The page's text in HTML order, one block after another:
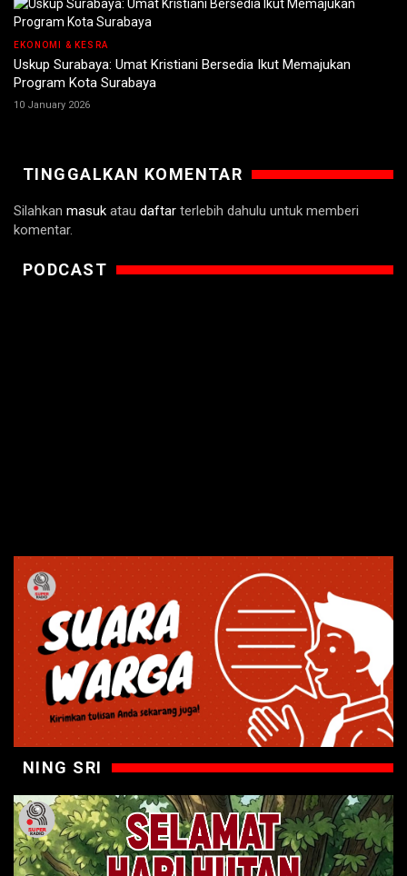
EKONOMI & KESRA
Uskup Surabaya: Umat Kristiani Bersedia Ikut Memajukan
Program Kota Surabaya
10 January 2026
TINGGALKAN KOMENTAR
Silahkan masuk atau daftar terlebih dahulu untuk memberi
komentar.
PODCAST
NING SRI